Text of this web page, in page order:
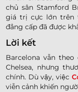
chủ sân Stamford
giá trị cực lớn trên
đẳng cấp đã được
Lời kết
Barcelona vẫn
Chelsea, nhưng
chính. Dù vậy, việc
viễn cảnh khiến